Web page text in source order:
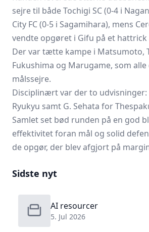
sejre til bådeTochigi SC(0-4 i
City FC (0-5 i Sagamihara), mens
vendte opgøret i Gifu på et hattrick
Der var tætte kampe i Matsumoto,
Fukushima og Marugame, som
målssejre.
Disciplinært var der to udvisninger:
Ryukyu samt G. Sehata for
Samlet set bød runden på en god
effektivitet foran mål og solid
de opgør, der blev afgjort på
Sidste nyt
AI resourcer
5. Jul 2026